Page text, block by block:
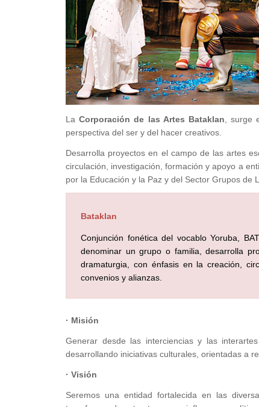
LaCorporación de las Artes Bataklan ,
perspectiva del ser y del hacer creativos.
Desarrolla proyectos en el campo de las artes
circulación, investigación, formación y apoyo a
por la Educación y la Paz y del Sector Grupos de
Bataklan
Conjunción fonética del vocablo Yoruba,
denominar un grupo o familia, desarrolla
dramaturgia, con énfasis en la creación,
convenios y alianzas.
· Misión
Generar desde las interciencias y las
desarrollando iniciativas culturales, orientadas a
· Visión
Seremos una entidad fortalecida en las